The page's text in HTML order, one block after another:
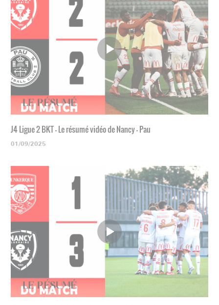
J4 Ligue 2 BKT - Le résumé vidéo de Nancy - Pau
01/09/2025